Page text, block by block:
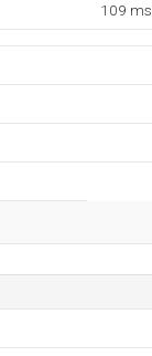
109 ms